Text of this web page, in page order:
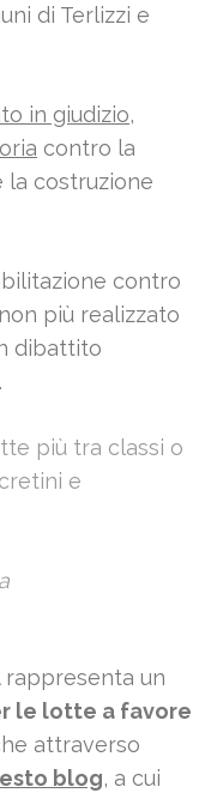
di Terlizzi e
in giudizio,
contro la
la costruzione
contro
più realizzato
dibattito
più tra classi o
e
rappresenta un
le lotte a favore
attraverso
blog, a cui